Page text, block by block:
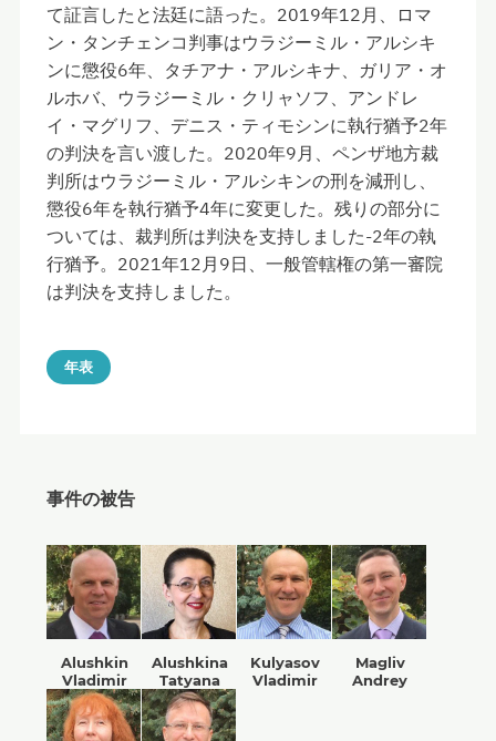
て証言したと法廷に語った。2019年12月、ロマ
ン・タンチェンコ判事はウラジーミル・アルシキ
ンに懲役6年、タチアナ・アルシキナ、ガリア・オ
ルホバ、ウラジーミル・クリャソフ、アンドレ
イ・マグリフ、デニス・ティモシンに執行猶予2年
の判決を言い渡した。2020年9月、ペンザ地方裁
判所はウラジーミル・アルシキンの刑を減刑し、
懲役6年を執行猶予4年に変更した。残りの部分に
ついては、裁判所は判決を支持しました-2年の執
行猶予。2021年12月9日、一般管轄権の第一審院
は判決を支持しました。
年表
事件の被告
Alushkin
Vladimir
Alushkina
Tatyana
Kulyasov
Vladimir
Magliv
Andrey